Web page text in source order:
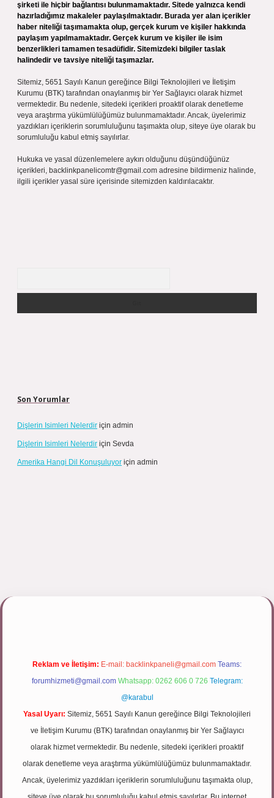
şirketi ile hiçbir bağlantısı bulunmamaktadır. Sitede yalnızca kendi
hazırladığımız makaleler paylaşılmaktadır. Burada yer alan içerikler
haber niteliği taşımamakta olup, gerçek kurum ve kişiler hakkında
paylaşım yapılmamaktadır. Gerçek kurum ve kişiler ile isim
benzerlikleri tamamen tesadüfidir. Sitemizdeki bilgiler taslak
halindedir ve tavsiye niteliği taşımazlar.
Sitemiz, 5651 Sayılı Kanun gereğince Bilgi Teknolojileri ve İletişim
Kurumu (BTK) tarafından onaylanmış bir Yer Sağlayıcı olarak hizmet
vermektedir. Bu nedenle, sitedeki içerikleri proaktif olarak denetleme
veya araştırma yükümlülüğümüz bulunmamaktadır. Ancak, üyelerimiz
yazdıkları içeriklerin sorumluluğunu taşımakta olup, siteye üye olarak bu
sorumluluğu kabul etmiş sayılırlar.
Hukuka ve yasal düzenlemelere aykırı olduğunu düşündüğünüz
içerikleri, backlinkpanelicomtr@gmail.com adresine bildirmeniz halinde,
ilgili içerikler yasal süre içerisinde sitemizden kaldırılacaktır.
Son Yorumlar
Dişlerin Isimleri Nelerdir için admin
Dişlerin Isimleri Nelerdir için Sevda
Amerika Hangi Dil Konuşuluyor için admin
Reklam ve İletişim: E-mail: backlinkpaneli@gmail.com Teams:
forumhizmeti@gmail.com Whatsapp: 0262 606 0 726 Telegram:
@karabul
Yasal Uyarı: Sitemiz, 5651 Sayılı Kanun gereğince Bilgi Teknolojileri
ve İletişim Kurumu (BTK) tarafından onaylanmış bir Yer Sağlayıcı
olarak hizmet vermektedir. Bu nedenle, sitedeki içerikleri proaktif
olarak denetleme veya araştırma yükümlülüğümüz bulunmamaktadır.
Ancak, üyelerimiz yazdıkları içeriklerin sorumluluğunu taşımakta olup,